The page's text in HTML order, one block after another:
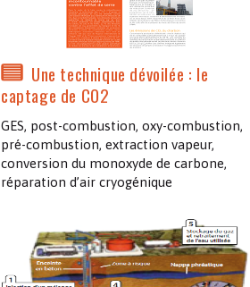
Une technique dévoilée : le
captage de CO2
GES, post-combustion, oxy-combustion,
pré-combustion, extraction vapeur,
conversion du monoxyde de carbone,
réparation d’air cryogénique